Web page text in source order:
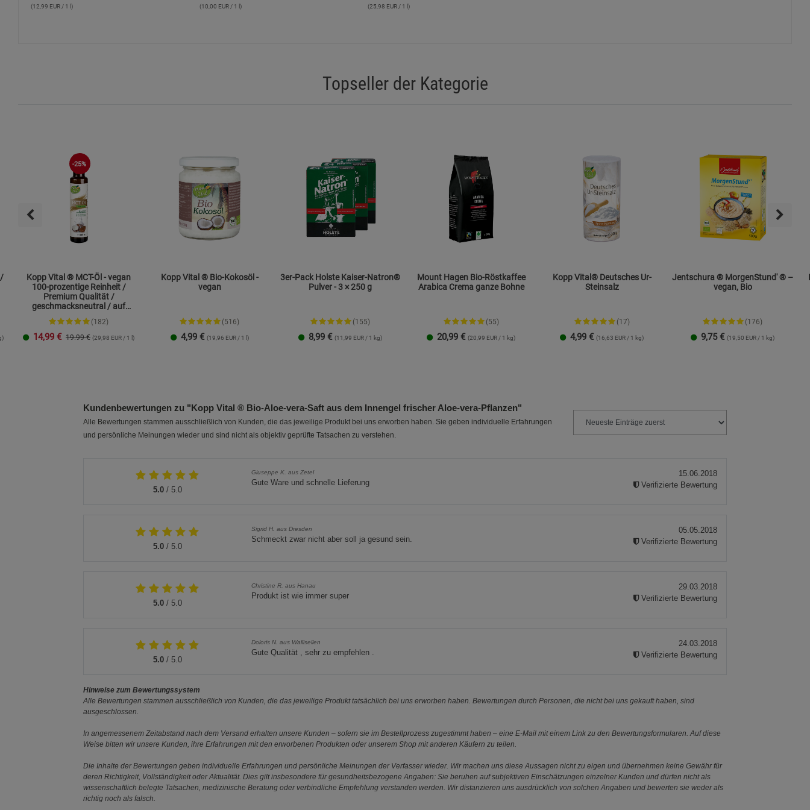
(12,99 EUR / 1 l) (10,00 EUR / 1 l) (25,98 EUR / 1 l)
Topseller der Kategorie
-25%
Kopp Vital ® MCT-Öl - vegan
100-prozentige Reinheit /
Premium Qualität /
geschmacksneutral / auf
Kokosölbasis
(182)
14,99 € 19.99 € (29,98 EUR / 1 l)
Kopp Vital ® Bio-Kokosöl -
vegan
(516)
4,99 € (19,96 EUR / 1 l)
3er-Pack Holste Kaiser-Natron®
Pulver - 3 × 250 g
(155)
8,99 € (11,99 EUR / 1 kg)
Mount Hagen Bio-Röstkaffee
Arabica Crema ganze Bohne
(55)
20,99 € (20,99 EUR / 1 kg)
Kopp Vital® Deutsches Ur-
Steinsalz
(17)
4,99 € (16,63 EUR / 1 kg)
Jentschura ® MorgenStund' ® –
vegan, Bio
(176)
9,75 € (19,50 EUR / 1 kg)
Kundenbewertungen zu "Kopp Vital ® Bio-Aloe-vera-Saft aus dem Innengel frischer Aloe-vera-Pflanzen"
Alle Bewertungen stammen ausschließlich von Kunden, die das jeweilige Produkt bei uns erworben haben. Sie geben individuelle Erfahrungen
und persönliche Meinungen wieder und sind nicht als objektiv geprüfte Tatsachen zu verstehen.
5.0/ 5.0
Giuseppe K. aus Zetel
Gute Ware und schnelle Lieferung
15.06.2018
Verifizierte Bewertung
5.0/ 5.0
Sigrid H. aus Dresden
Schmeckt zwar nicht aber soll ja gesund sein.
05.05.2018
Verifizierte Bewertung
5.0/ 5.0
Christine R. aus Hanau
Produkt ist wie immer super
29.03.2018
Verifizierte Bewertung
5.0/ 5.0
Doloris N. aus Wallisellen
Gute Qualität , sehr zu empfehlen .
24.03.2018
Verifizierte Bewertung
Hinweise zum Bewertungssystem
Alle Bewertungen stammen ausschließlich von Kunden, die das jeweilige Produkt tatsächlich bei uns erworben haben. Bewertungen durch Personen, die nicht bei uns gekauft haben, sind
ausgeschlossen.
In angemessenem Zeitabstand nach dem Versand erhalten unsere Kunden – sofern sie im Bestellprozess zugestimmt haben – eine E-Mail mit einem Link zu den Bewertungsformularen. Auf diese
Weise bitten wir unsere Kunden, ihre Erfahrungen mit den erworbenen Produkten oder unserem Shop mit anderen Käufern zu teilen.
Die Inhalte der Bewertungen geben individuelle Erfahrungen und persönliche Meinungen der Verfasser wieder. Wir machen uns diese Aussagen nicht zu eigen und übernehmen keine Gewähr für
deren Richtigkeit, Vollständigkeit oder Aktualität. Dies gilt insbesondere für gesundheitsbezogene Angaben: Sie beruhen auf subjektiven Einschätzungen einzelner Kunden und dürfen nicht als
wissenschaftlich belegte Tatsachen, medizinische Beratung oder verbindliche Empfehlung verstanden werden. Wir distanzieren uns ausdrücklich von solchen Angaben und bewerten sie weder als
richtig noch als falsch.
Marketing Cookies (3)